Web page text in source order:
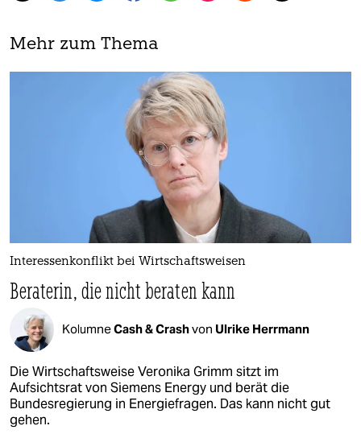
Mehr zum Thema
Interessenkonflikt bei Wirtschaftsweisen
Beraterin, die nicht beraten kann
KolumneCash & Crashvon Ulrike Herrmann
Die Wirtschaftsweise Veronika Grimm sitzt im
Aufsichtsrat von Siemens Energy und berät die
Bundesregierung in Energiefragen. Das kann nicht gut
gehen.